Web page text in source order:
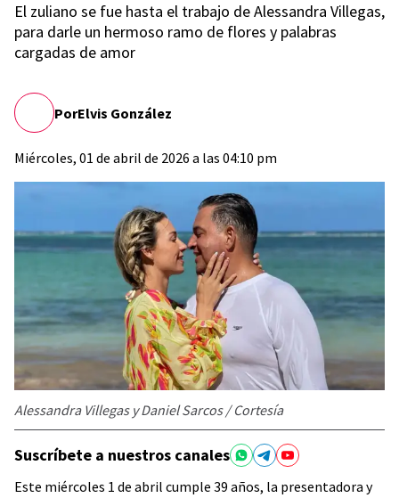
El zuliano se fue hasta el trabajo de Alessandra Villegas,
para darle un hermoso ramo de flores y palabras
cargadas de amor
PorElvis González
Miércoles, 01 de abril de 2026 a las 04:10 pm
Alessandra Villegas y Daniel Sarcos / Cortesía
Suscríbete a nuestros canales
Este miércoles 1 de abril cumple 39 años, la presentadora y